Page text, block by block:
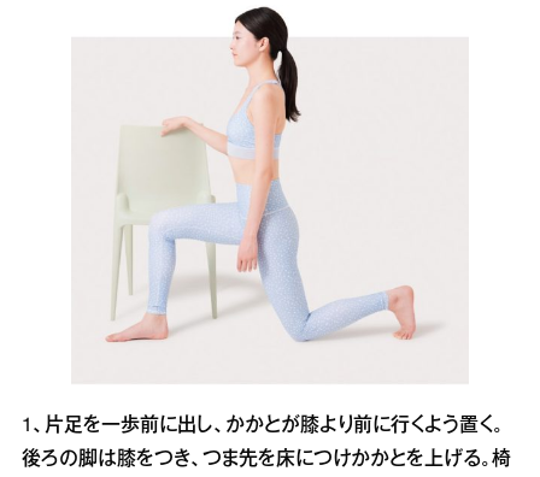
1、片足を一歩前に出し、かかとが膝より前に行くよう置く。
後ろの脚は膝をつき、つま先を床につけかかとを上げる。椅